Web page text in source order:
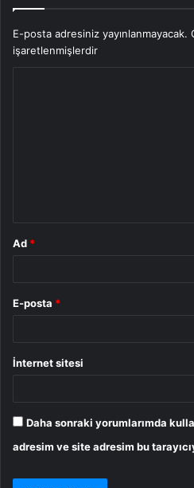
E-posta adresiniz yayınlanmayacak.
işaretlenmişlerdir
Ad *
E-posta *
İnternet sitesi
Daha sonraki yorumlarımda
adresim ve site adresim bu